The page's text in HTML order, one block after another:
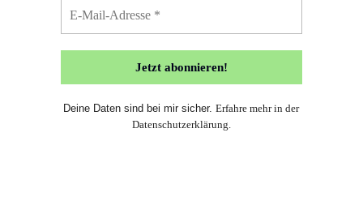
Deine Daten sind bei mir sicher.Erfahre mehr in der
Datenschutzerklärung.